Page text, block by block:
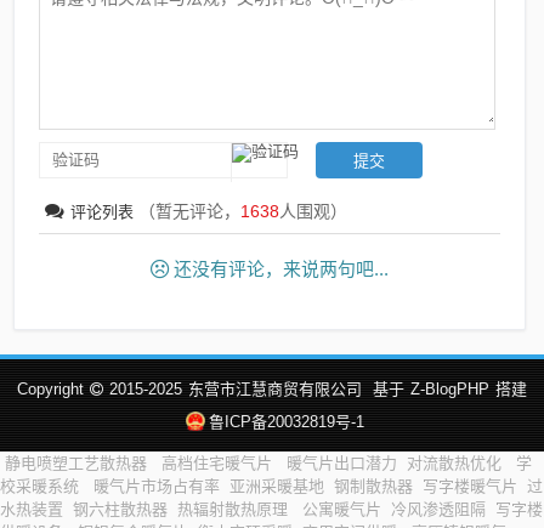
评论列表 （暂无评论， 1638人围观）
还没有评论，来说两句吧...
Copyright 2015-2025 东营市江慧商贸有限公司 基于 Z-BlogPHP 搭建
鲁ICP备20032819号-1
静电喷塑工艺散热器 高档住宅暖气片 暖气片出口潜力 对流散热优化
学
校采暖系统
暖气片市场占有率 亚洲采暖基地 钢制散热器 写字楼暖气片 过
水热装置 钢六柱散热器 热辐射散热原理 公寓暖气片 冷风渗透阻隔
写字楼